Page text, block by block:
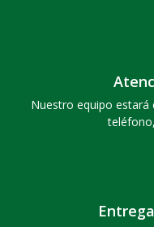
Nuestro equipo estará